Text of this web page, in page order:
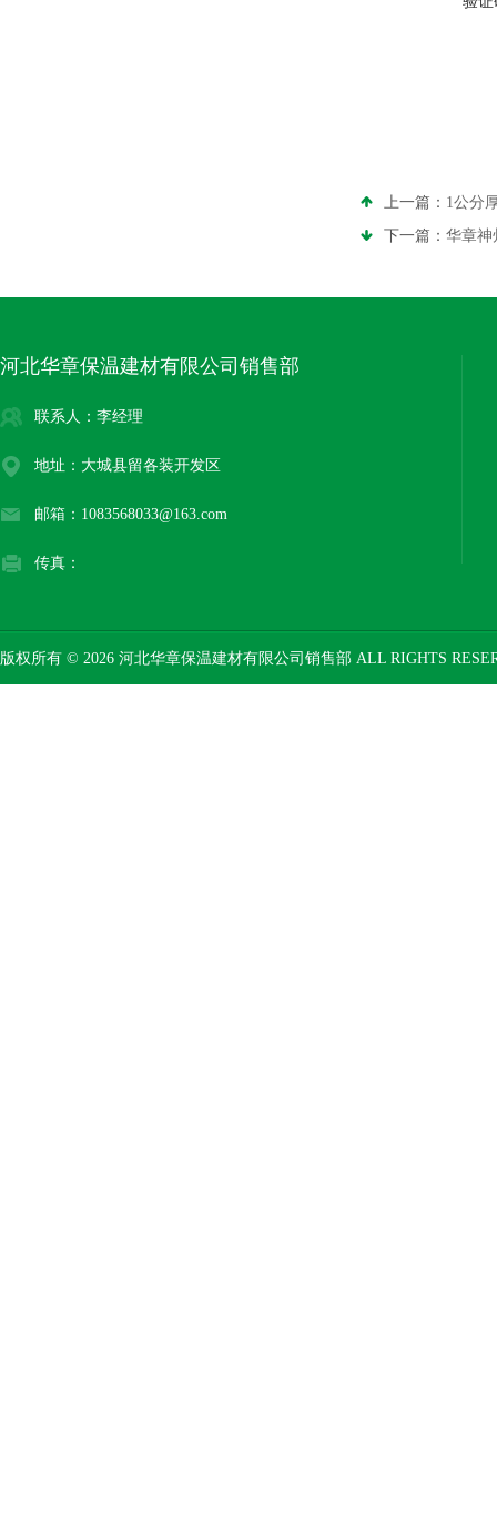
上一篇： 1公分
下一篇： 华章神
河北华章保温建材有限公司销售部
联系人：李经理
地址：大城县留各装开发区
邮箱：1083568033@163.com
传真：
版权所有 © 2026 河北华章保温建材有限公司销售部 ALL RIGHTS